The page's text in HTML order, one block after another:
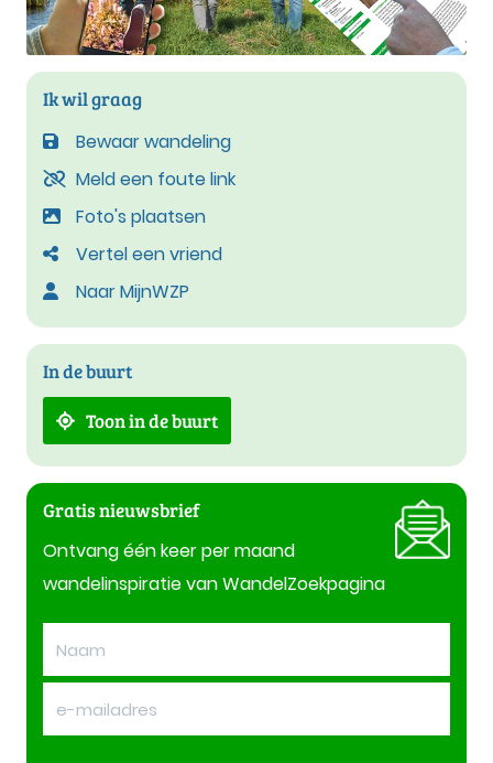
Ik wil graag
Bewaar wandeling
Meld een foute link
Foto's plaatsen
Vertel een vriend
Naar MijnWZP
In de buurt
Toon in de buurt
Gratis nieuwsbrief
Ontvang één keer per maand
wandelinspiratie van WandelZoekpagina